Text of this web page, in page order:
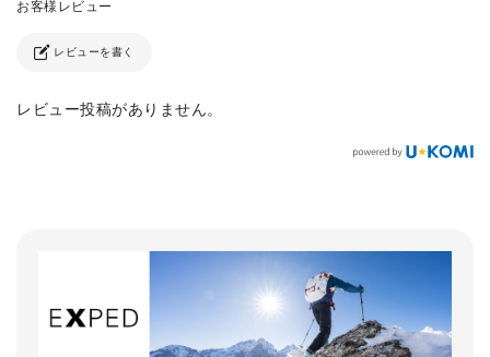
レビューを書く
レビュー投稿がありません。